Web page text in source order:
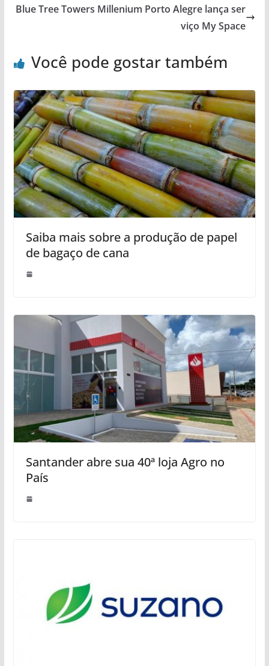
Blue Tree Towers Millenium Porto Alegre lança ser
viço My Space
Você pode gostar também
Saiba mais sobre a produção de papel
de bagaço de cana
Santander abre sua 40ª loja Agro no
País